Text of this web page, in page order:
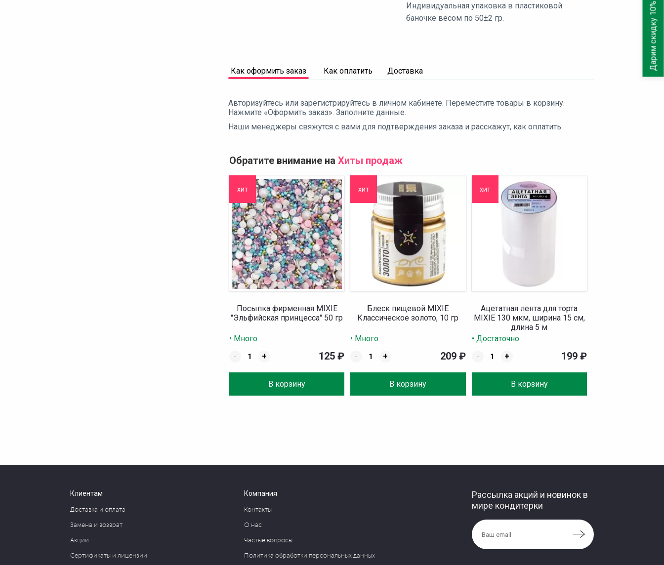
Индивидуальная упаковка в пластиковой
баночке весом по 50±2 гр.
Как оформить заказ Как оплатить Доставка
Авторизуйтесь или зарегистрируйтесь в личном кабинете. Переместите товары в корзину.
Нажмите «Оформить заказ». Заполните данные.
Наши менеджеры свяжутся с вами для подтверждения заказа и расскажут, как оплатить.
Обратите внимание на Хиты продаж
хит
Посыпка фирменная MIXIE
"Эльфийская принцесса" 50 гр
• Много
-
+
В корзину
125₽
хит
Блеск пищевой MIXIE
Классическое золото, 10 гр
• Много
-
+
В корзину
209 ₽
хит
Ацетатная лента для торта
MIXIE 130 мкм, ширина 15 см,
длина 5 м
• Достаточно
-
+
В корзину
199 ₽
Клиентам
Доставка и оплата
Замена и возврат
Акции
Сертификаты и лицензии
Компания
Контакты
О нас
Частые вопросы
Политика обработки персональных данных
Рассылка акций и новинок в
мире кондитерки
Дарим скидку 10%